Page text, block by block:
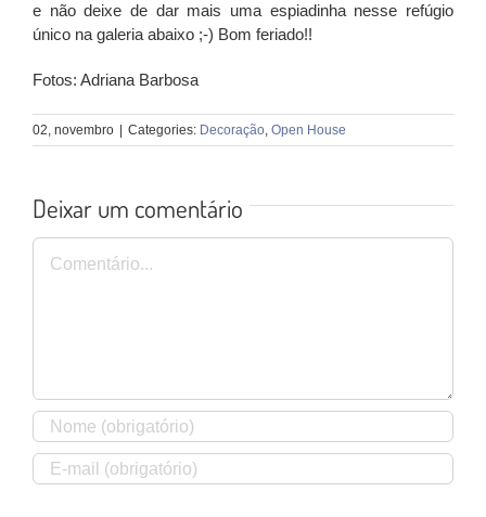
e não deixe de dar mais uma espiadinha nesse refúgio
único na galeria abaixo ;-) Bom feriado!!
Fotos: Adriana Barbosa
02, novembro Categories: Decoração, Open House
Deixar um comentário
Comentário